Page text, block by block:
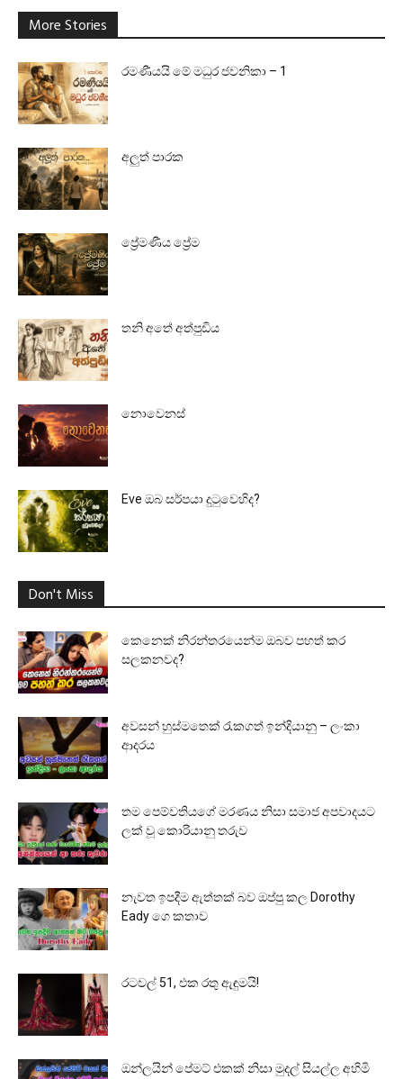
More Stories
රමණීයයි මේ මධුර ජවනිකා – 1
අලුත් පාරක
ප්‍රේමණීය ප්‍රේම
තනි අතේ අත්පුඩිය
නොවෙනස්
Eve ඔබ සර්පයා දුටුවෙහිද?
Don't Miss
කෙනෙක් නිරන්තරයෙන්ම ඔබව පහත් කර
සලකනවද?
අවසන් හුස්මතෙක් රැකගත් ඉන්දියානු – ලංකා
ආදරය
තම පෙම්වතියගේ මරණය නිසා සමාජ අපවාදයට
ලක් වූ කොරියානු තරුව
නැවත ඉපදීම ඇත්තක් බව ඔප්පු කල Dorothy
Eady ගෙ කතාව
රටවල් 51, එක රතු ඇඳුමයි!
ඔන්ලයින් පේමට් එකක් නිසා මුදල් සියල්ල අහිමි